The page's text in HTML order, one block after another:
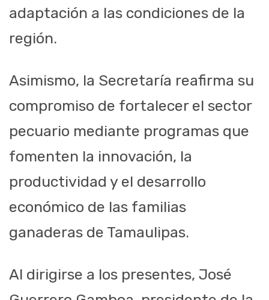
adaptación a las condiciones de la
región.
Asimismo, la Secretaría reafirma su
compromiso de fortalecer el sector
pecuario mediante programas que
fomenten la innovación, la
productividad y el desarrollo
económico de las familias
ganaderas de Tamaulipas.
Al dirigirse a los presentes, José